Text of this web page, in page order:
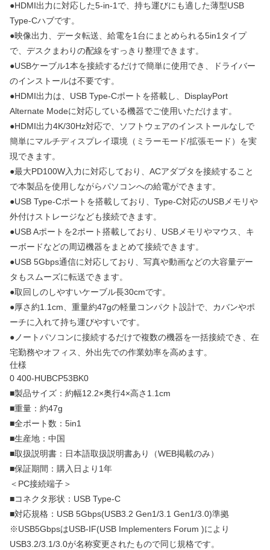
●HDMI出力に対応した5-in-1で、持ち運びにも適した薄型USB
Type-Cハブです。
●映像出力、データ転送、給電を1台にまとめられる5in1タイプ
で、デスクまわりの配線をすっきり整理できます。
●USBケーブル1本を接続するだけで簡単に使用でき、ドライバー
のインストールは不要です。
●HDMI出力は、USB Type-Cポートを搭載し、DisplayPort
Alternate Modeに対応している機器でご使用いただけます。
●HDMI出力4K/30Hz対応で、ソフトウェアのインストールなしで
簡単にマルチディスプレイ環境（ミラーモード/拡張モード）を実
現できます。
●最大PD100W入力に対応しており、ACアダプタを接続すること
で本製品を使用しながらパソコンへの給電ができます。
●USB Type-Cポートを搭載しており、Type-C対応のUSBメモリや
外付けストレージなども接続できます。
●USB Aポートを2ポート搭載しており、USBメモリやマウス、キ
ーボードなどの周辺機器をまとめて接続できます。
●USB 5Gbps通信に対応しており、写真や動画などの大容量デー
タもスムーズに転送できます。
●取回しのしやすいケーブル長30cmです。
●厚さ約1.1cm、重量約47gの軽量コンパクト設計で、カバンやポ
ーチに入れて持ち運びやすいです。
●ノートパソコンに接続するだけで複数の機器を一括接続でき、在
宅勤務やオフィス、外出先での作業効率を高めます。
仕様
0 400-HUBCP53BK0
■製品サイズ：約幅12.2×奥行4×高さ1.1cm
■重量：約47g
■全ポート数：5in1
■生産地：中国
■取扱説明書：日本語取扱説明書あり（WEB掲載のみ）
■保証期間：購入日より1年
＜PC接続端子＞
■コネクタ形状：USB Type-C
■対応規格：USB 5Gbps(USB3.2 Gen1/3.1 Gen1/3.0)準拠
※USB5GbpsはUSB-IF(USB Implementers Forum )により
USB3.2/3.1/3.0が名称変更されたもので同じ規格です。